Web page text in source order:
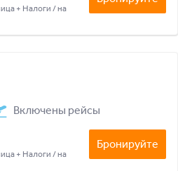
+ Налоги / на
Включены рейсы
+ Налоги / на
Бронируйте